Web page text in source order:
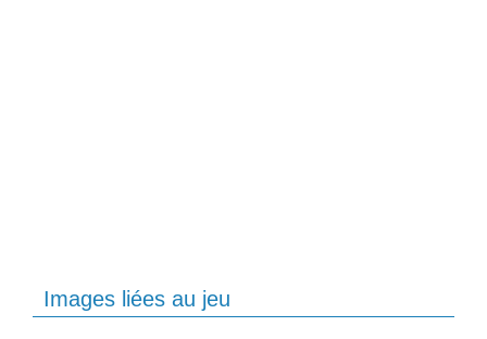
Images liées au jeu